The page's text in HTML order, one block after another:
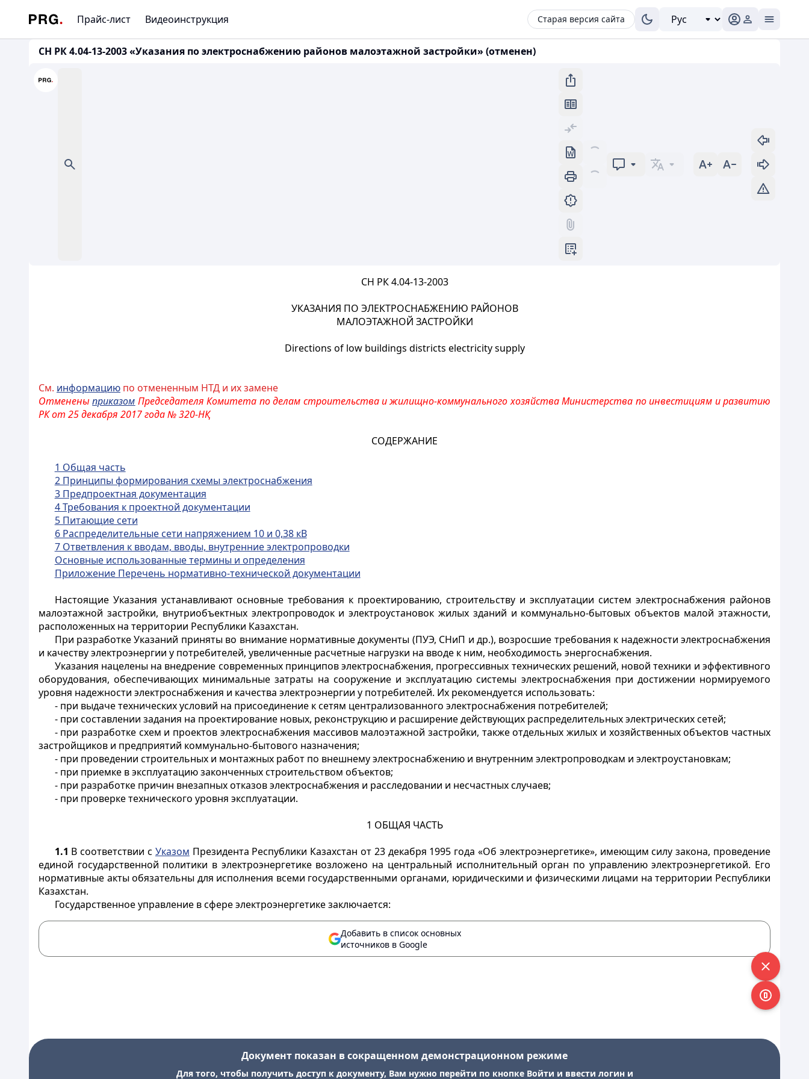
Прайс-лист Видеоинструкция Старая версия сайта
СН РК 4.04-13-2003 «Указания по электроснабжению районов малоэтажной застройки» (отменен)
CH РК 4.04-13-2003
УКАЗАНИЯ ПО ЭЛЕКТРОСНАБЖЕНИЮ РАЙОНОВ
МАЛОЭТАЖНОЙ ЗАСТРОЙКИ
Directions of low buildings districts electricity supply
См. информацию по отмененным НТД и их замене
Отмененыприказом Председателя Комитета по делам строительства и жилищно-коммунального хозяйства Министерства по инвестициям и развитию
РКот 25 декабря 2017 года № 320-НҚ
СОДЕРЖАНИЕ
1 Общая часть
2 Принципы формирования схемы электроснабжения
3 Предпроектная документация
4 Требования к проектной документации
5 Питающие сети
6 Распределительные сети напряжением 10 и 0,38 кВ
7 Ответвления к вводам, вводы, внутренние электропроводки
Основные использованные термины и определения
Приложение Перечень нормативно-технической документации
Настоящие Указания устанавливают основные требования к проектированию, строительству и эксплуатации систем электроснабжения районов
малоэтажной застройки, внутриобъектных электропроводок и электроустановок жилых зданий и коммунально-бытовых объектов малой этажности,
расположенных на территории Республики Казахстан.
При разработке Указаний приняты во внимание нормативные документы (ПУЭ, СНиП и др.), возросшие требования к надежности электроснабжения
и качеству электроэнергии у потребителей, увеличенные расчетные нагрузки на вводе к ним, необходимость энергоснабжения.
Указания нацелены на внедрение современных принципов электроснабжения, прогрессивных технических решений, новой техники и эффективного
оборудования, обеспечивающих минимальные затраты на сооружение и эксплуатацию системы электроснабжения при достижении нормируемого
уровня надежности электроснабжения и качества электроэнергии у потребителей. Их рекомендуется использовать:
- при выдаче технических условий на присоединение к сетям централизованного электроснабжения потребителей;
- при составлении задания на проектирование новых, реконструкцию и расширение действующих распределительных электрических сетей;
- при разработке схем и проектов электроснабжения массивов малоэтажной застройки, также отдельных жилых и хозяйственных объектов частных
застройщиков и предприятий коммунально-бытового назначения;
- при проведении строительных и монтажных работ по внешнему электроснабжению и внутренним электропроводкам и электроустановкам;
- при приемке в эксплуатацию законченных строительством объектов;
- при разработке причин внезапных отказов электроснабжения и расследовании и несчастных случаев;
- при проверке технического уровня эксплуатации.
1 ОБЩАЯ ЧАСТЬ
1.1 В соответствии с Указом Президента Республики Казахстан от 23 декабря 1995 года «Об электроэнергетике», имеющим силу закона, проведение
единой государственной политики в электроэнергетике возложено на центральный исполнительный орган по управлению электроэнергетикой. Его
нормативные акты обязательны для исполнения всеми государственными органами, юридическими и физическими лицами на территории Республики
Казахстан.
Государственное управление в сфере электроэнергетике заключается:
Добавить в список основных
источников в Google
Документ показан в сокращенном демонстрационном режиме
Для того, чтобы получить доступ к документу, Вам нужно перейти по кнопке Войти и ввести логин и